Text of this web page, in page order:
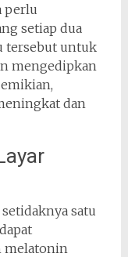
perlu
setiap dua
tersebut untuk
mengedipkan
dan
satu
melatonin